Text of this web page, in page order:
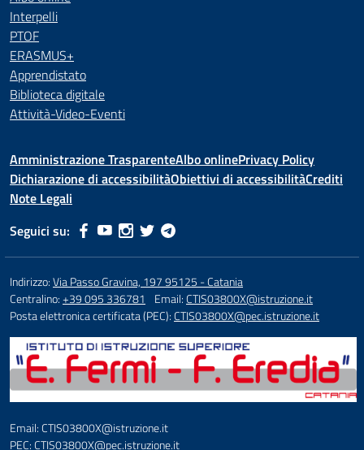
Interpelli
PTOF
ERASMUS+
Apprendistato
Biblioteca digitale
Attività-Video-Eventi
Amministrazione TrasparenteAlbo onlinePrivacy Policy
Dichiarazione di accessibilitàObiettivi di accessibilitàCrediti
Note Legali
Seguici su:
Indirizzo:Via Passo Gravina, 197 95125 - Catania
Centralino:+39 095 336781 Email:CTIS03800X@istruzione.it
Posta elettronica certificata (PEC):CTIS03800X@pec.istruzione.it
Email: CTIS03800X@istruzione.it
PEC: CTIS03800X@pec.istruzione.it